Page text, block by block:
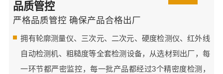
品质管控
严格品质管控 确保产品合格出厂
拥有轮廓测量仪、三次元、二次元、硬度检测仪、红外线
自动检测机、粗糙度等全套检测设备，从选材到出厂，每
一环节都严密监控，每一批产品都经过3个精密度检测，